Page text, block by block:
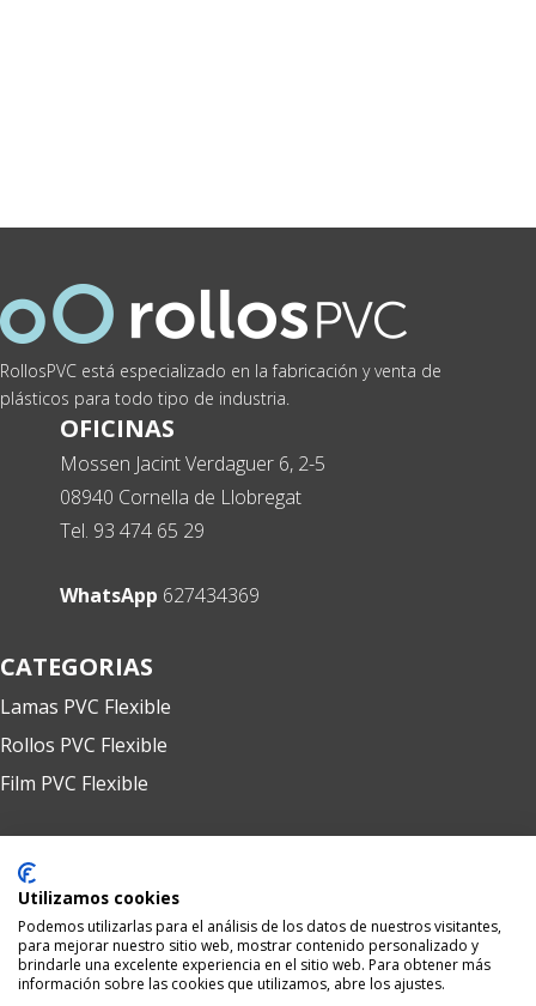
Utilizamos cookies
Podemos utilizarlas para el análisis de los datos de nuestros visitantes,
para mejorar nuestro sitio web, mostrar contenido personalizado y
brindarle una excelente experiencia en el sitio web. Para obtener más
información sobre las cookies que utilizamos, abre los ajustes.
RollosPVC está especializado en la fabricación y venta de
plásticos para todo tipo de industria.
OFICINAS
Mossen Jacint Verdaguer 6, 2-5
08940 Cornella de Llobregat
Tel. 93 474 65 29
WhatsApp 627434369
CATEGORIAS
Lamas PVC Flexible
Rollos PVC Flexible
Film PVC Flexible
EMPRESA
Quienes somos
Condiciones venta
Contacto